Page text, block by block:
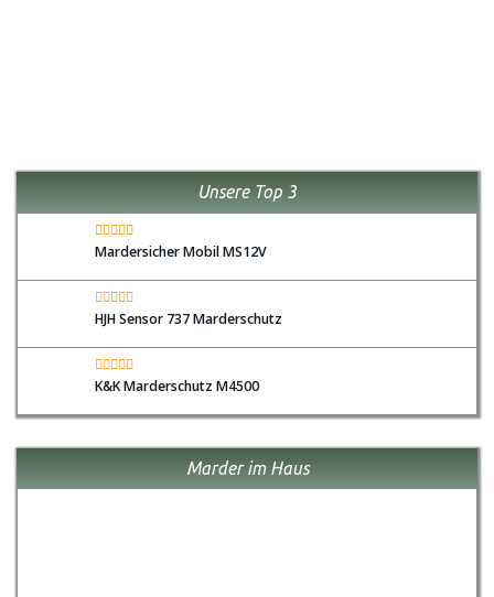
Unsere Top 3
Mardersicher Mobil MS12V
HJH Sensor 737 Marderschutz
K&K Marderschutz M4500
Marder im Haus